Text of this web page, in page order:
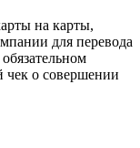
на карты,
для перевода
чек о совершении